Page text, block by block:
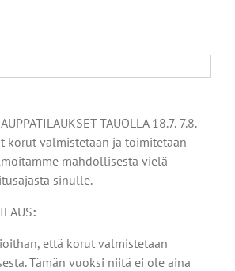
TAUOLLA 18.7.-7.8.
korut valmistetaan ja toimitetaan
mahdollisesta vielä
sinulle.
:
että korut valmistetaan
Tämän vuoksi niitä ei ole aina